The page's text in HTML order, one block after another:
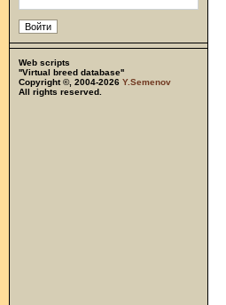
Web scripts
''Virtual breed database''
Copyright ©, 2004-2026 Y.Semenov
All rights reserved.